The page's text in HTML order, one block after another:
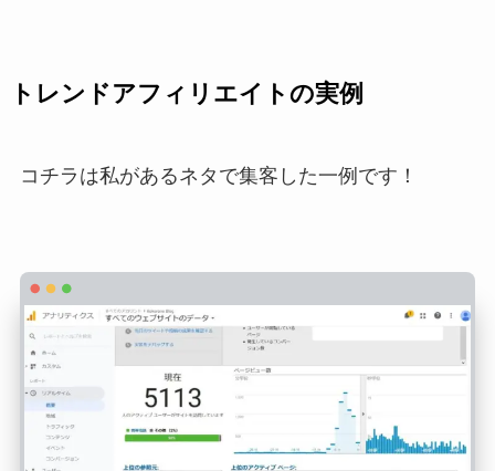
トレンドアフィリエイトの実例
コチラは私があるネタで集客した一例です！